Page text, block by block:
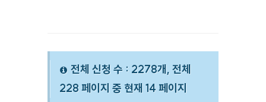
전체 신청 수 : 2278개, 전체
228 페이지 중 현재 14 페이지